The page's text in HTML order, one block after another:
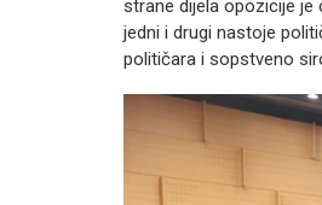
strane dijela opozicije je
jedni i drugi nastoje
političara i sopstveno